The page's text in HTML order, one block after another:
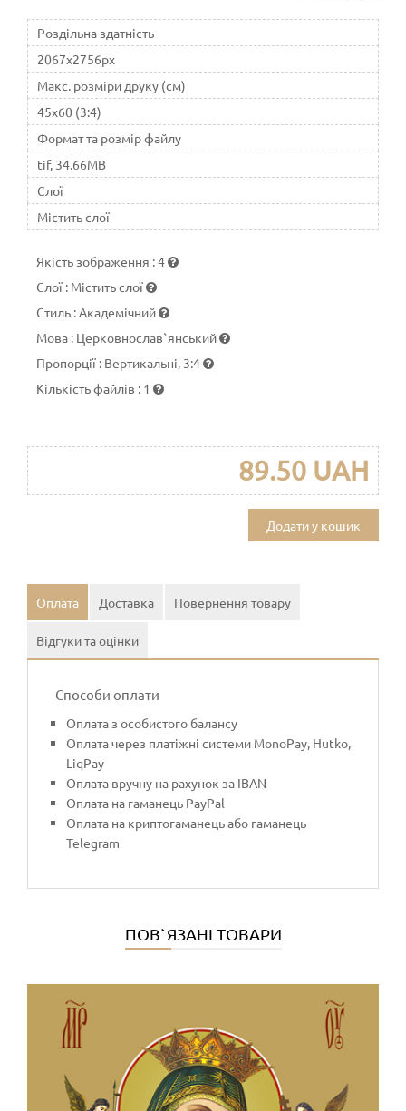
Роздільна здатність
2067x2756px
Макс. розміри друку (см)
45x60 (3:4)
Формат та розмір файлу
tif, 34.66MB
Слої
Містить слої
Якість зображення :4
Слої : Містить слої
Стиль :Академічний
Мова : Церковнослав`янський
Пропорції : Вертикальні, 3:4
Кількість файлів : 1
89.50 UAH
Додати у кошик
Оплата Доставка Повернення товару
Відгуки та оцінки
Способи оплати
Оплата з особистого балансу
Оплата через платіжні системи MonoPay, Hutko,
LiqPay
Оплата вручну на рахунок за IBAN
Оплата на гаманець PayPal
Оплата на криптогаманець або гаманець
Telegram
ПОВ`ЯЗАНІ ТОВАРИ